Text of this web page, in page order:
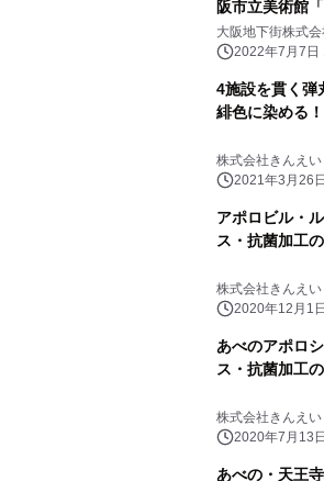
阪市立美術館
オランダ絵画
リーを初開催
大阪地下街株式
式会社近鉄百貨
株式会社 東急不
会社 (50 音順）
2022年7月7日
4施設を貫く弾
緋色に染める！
株式会社きんえ
宝株式会社 JR
2021年3月26
アポロビル・
ス・抗菌加工
株式会社きんえい
2020年12月1
あべのアポロ
ス・抗菌加工
株式会社きんえい
2020年7月13
あべの・天王